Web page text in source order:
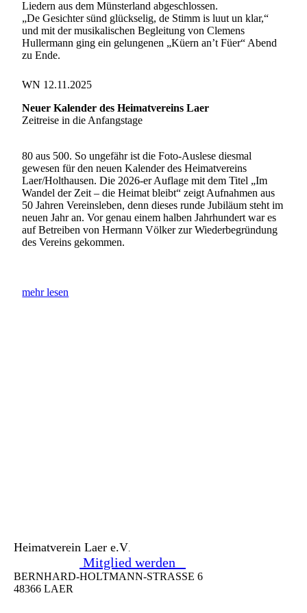
Liedern aus dem Münsterland abgeschlossen.
„De Gesichter sünd glückselig, de Stimm is luut un klar,“
und mit der musikalischen Begleitung von Clemens
Hullermann ging ein gelungenen „Küern an’t Füer“ Abend
zu Ende.
WN 12.11.2025
Neuer Kalender des Heimatvereins Laer
Zeitreise in die Anfangstage
80 aus 500. So ungefähr ist die Foto-Auslese diesmal
gewesen für den neuen Kalender des Heimatvereins
Laer/Holthausen. Die 2026-er Auflage mit dem Titel „Im
Wandel der Zeit – die Heimat bleibt“ zeigt Aufnahmen aus
50 Jahren Vereinsleben, denn dieses runde Jubiläum steht im
neuen Jahr an. Vor genau einem halben Jahrhundert war es
auf Betreiben von Hermann Völker zur Wiederbegründung
des Vereins gekommen.
mehr lesen
Heimatverein Laer e.V
Mitglied werden
BERNHARD-HOLTMANN-STRASSE 6
48366 LAER